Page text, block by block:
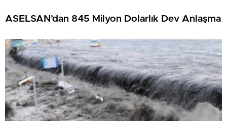
ASELSAN’dan 845 Milyon Dolarlık Dev Anlaşma